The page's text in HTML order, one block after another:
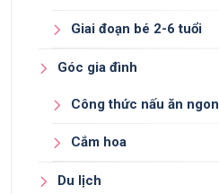
Giai đoạn bé 2-6 tuổi
Góc gia đình
Công thức nấu ăn ngon
Cắm hoa
Du lịch